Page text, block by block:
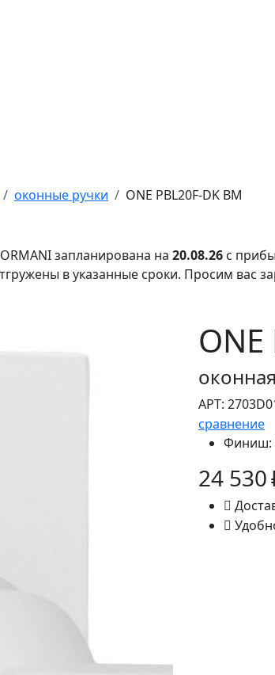
оконные ручки ONE PBL20F-DK BM
запланирована на 20.08.26 с
в указанные сроки. Просим вас
ONE
АРТ:
сравнение
Финиш:
24 530